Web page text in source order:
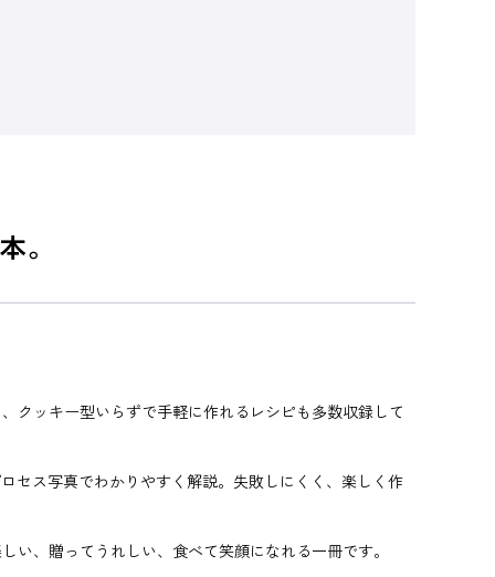
。
クッキー型いらずで手軽に作れるレシピも多数収録して
セス写真でわかりやすく解説。失敗しにくく、楽しく作
、贈ってうれしい、食べて笑顔になれる一冊です。